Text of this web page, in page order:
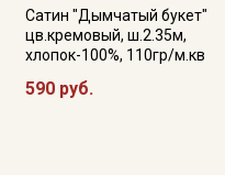
Сатин "Дымчатый букет"
цв.кремовый, ш.2.35м,
хлопок-100%, 110гр/м.кв
590 руб.